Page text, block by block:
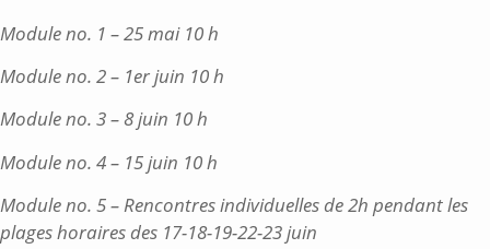
Module no. 1 – 25 mai 10 h
Module no. 2 – 1er juin 10 h
Module no. 3 – 8 juin 10 h
Module no. 4 – 15 juin 10 h
Module no. 5 – Rencontres individuelles de 2h pendant les
plages horaires des 17-18-19-22-23 juin